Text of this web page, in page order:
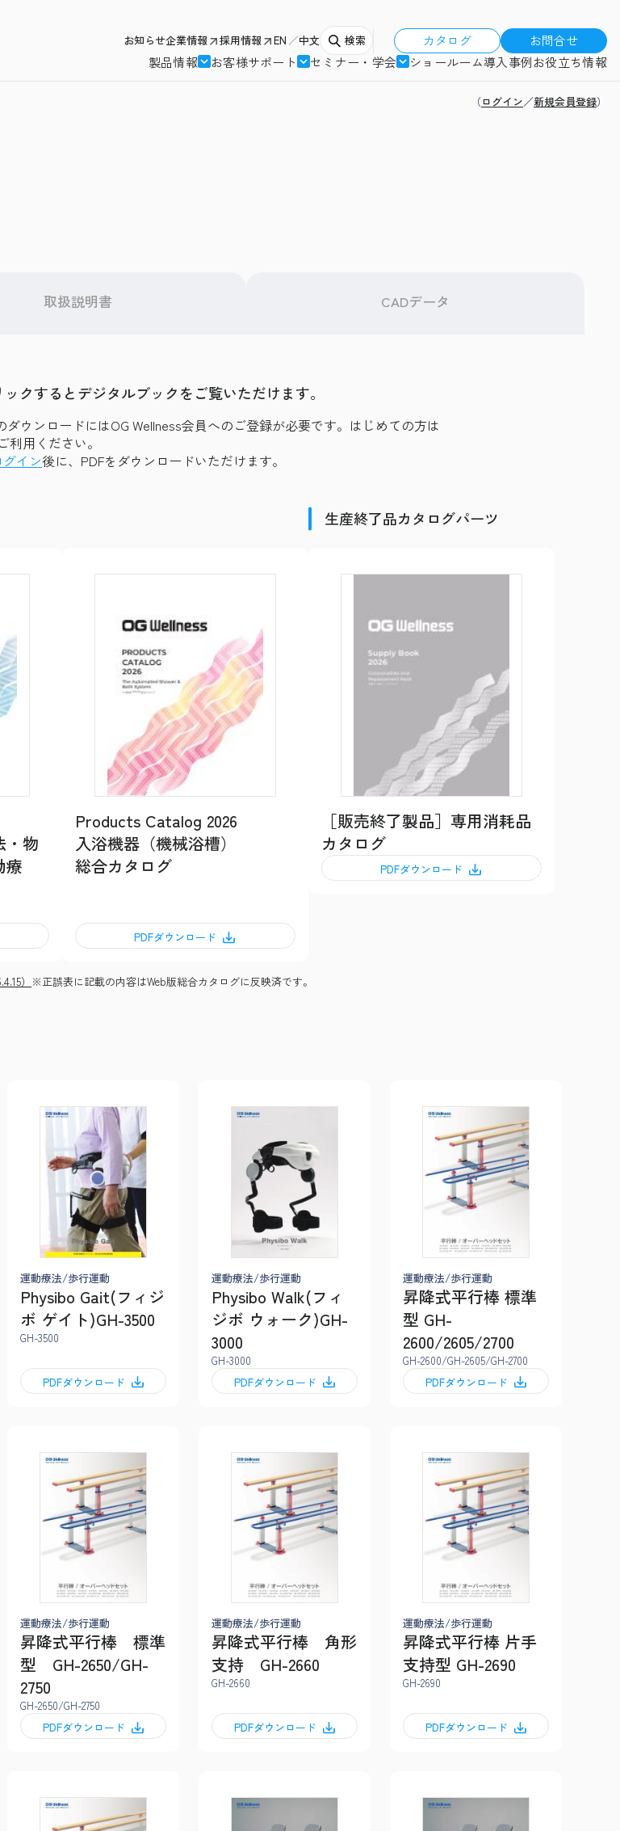
お知らせ企業情報 採用情報 EN 中文 検索 カタログ
お問合せ
製品情報
お客様サポート セミナー・学会 ショールーム導入事例お役立ち情報
（ログイン／新規会員登録）
取扱説明書 CADデータ
クするとデジタルブックをご覧いただけます。
ウンロードにはOG Wellness会員へのご登録が必要です。はじめての方は
利用ください。
グイン後に、PDFをダウンロードいただけます。
・物
療
Products Catalog 2026
入浴機器（機械浴槽）
総合カタログ
PDFダウンロード
生産終了品カタログパーツ
［販売終了製品］専用消耗品
カタログ
PDFダウンロード
） ※正誤表に記載の内容はWeb版総合カタログに反映済です。
運動療法/歩行運動
Physibo Gait(フィジ
ボ ゲイト)GH-3500
GH-3500
PDFダウンロード
運動療法/歩行運動
Physibo Walk(フィ
ジボ ウォーク)GH-
3000
GH-3000
PDFダウンロード
運動療法/歩行運動
昇降式平行棒 標準
型 GH-
2600/2605/2700
GH-2600/GH-2605/GH-2700
PDFダウンロード
運動療法/歩行運動
昇降式平行棒 標準
型 GH-2650/GH-
2750
GH-2650/GH-2750
PDFダウンロード
運動療法/歩行運動
昇降式平行棒 角形
支持 GH-2660
GH-2660
PDFダウンロード
運動療法/歩行運動
昇降式平行棒 片手
支持型 GH-2690
GH-2690
PDFダウンロード